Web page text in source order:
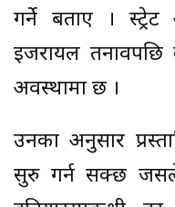
गर्ने बताए ।
इजरायल
अवस्थामा छ ।
उनका अनुसार
सुरु गर्न सक्छ